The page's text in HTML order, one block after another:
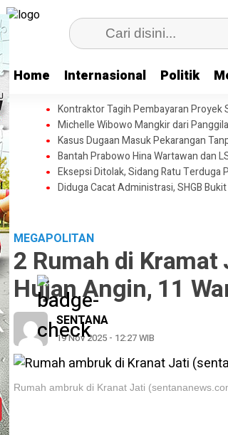
Home Internasional Politik
Kontraktor Tagih Pembayaran Proyek
Michelle Wibowo Mangkir dari
Kasus Dugaan Masuk Pekarangan
Bantah Prabowo Hina Wartawan dan
Eksepsi Ditolak, Sidang Ratu Terduga
Diduga Cacat Administrasi, SHGB
MEGAPOLITAN
2 Rumah di
Hujan Angin, 11
SENTANA
19 Nov 2025 - 12:27 WIB
Rumah ambruk di Kranat Jati